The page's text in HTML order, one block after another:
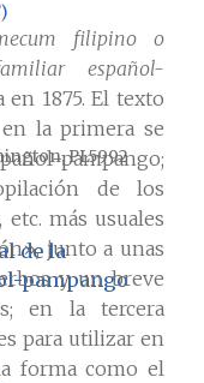
filipino o
español-
1875. El texto
la primera se
pampango;
de los
más usuales
junto a unas
y un breve
en la tercera
para utilizar en
forma como el
PL5992
de la
pampango